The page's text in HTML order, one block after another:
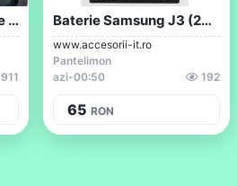
Proiector Cu Imagini De Crăciun
911
Baterie Samsung J3 (2016) Originala
www.accesorii-it.ro
Pantelimon
azi-00:50 192
65 RON